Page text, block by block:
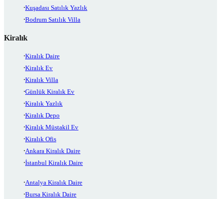
Kuşadası Satılık Yazlık
Bodrum Satılık Villa
Kiralık
Kiralık Daire
Kiralık Ev
Kiralık Villa
Günlük Kiralık Ev
Kiralık Yazlık
Kiralık Depo
Kiralık Müstakil Ev
Kiralık Ofis
Ankara Kiralık Daire
İstanbul Kiralık Daire
Antalya Kiralık Daire
Bursa Kiralık Daire